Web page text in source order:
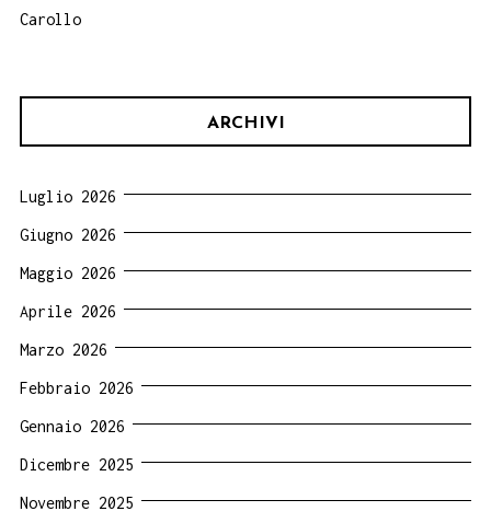
Carollo
ARCHIVI
Luglio 2026
Giugno 2026
Maggio 2026
Aprile 2026
Marzo 2026
Febbraio 2026
Gennaio 2026
Dicembre 2025
Novembre 2025